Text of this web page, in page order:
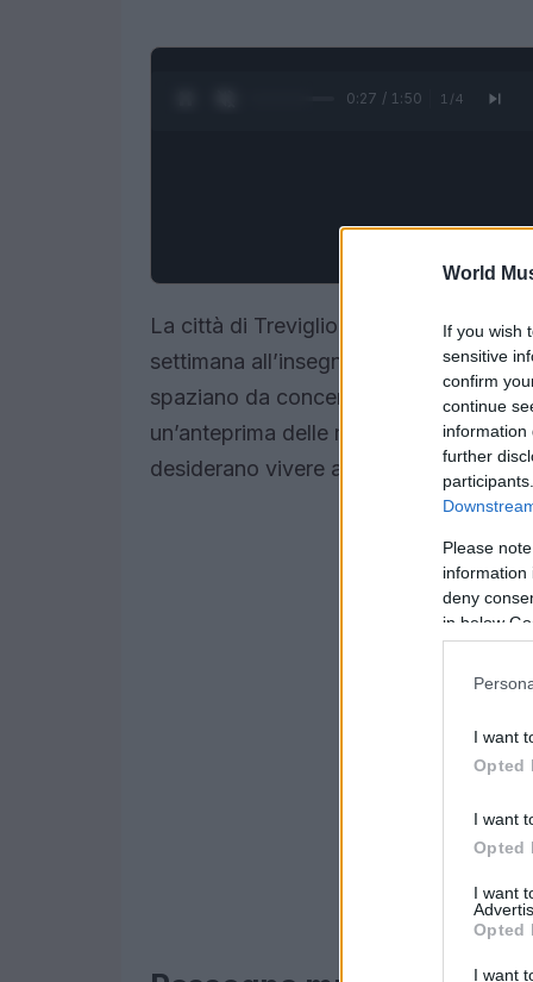
World
If you wish
sensitive
confirm
continue
information
further
Please
information
deny
in below
I want
Opted
I want
Opted
I want
Opted
I want
0:28 / 1:50 1 /4
La città di Treviglio, situata nella
settimana all’insegna della musica e
spaziano da concerti a spettacoli
un’anteprima delle manifestazioni più
desiderano vivere appieno il vivace